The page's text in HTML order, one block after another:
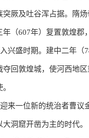
厥及吐谷浑占据。隋
（607年）复置敦煌郡
兴盛时期。建中二年（
回敦煌城，使河西地
来一位新的统治者曹
洞窟开凿为主的时代。